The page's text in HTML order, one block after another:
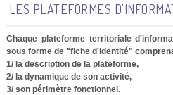
LES PLATEFORMES
Chaque plateforme territoriale
sous forme de "fiche d'identité"
1/ la description de la plateforme,
2/ la dynamique de son activité,
3/ son périmètre fonctionnel.